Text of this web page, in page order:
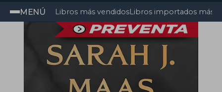
MENÚ Libros más vendidosLibros importados más